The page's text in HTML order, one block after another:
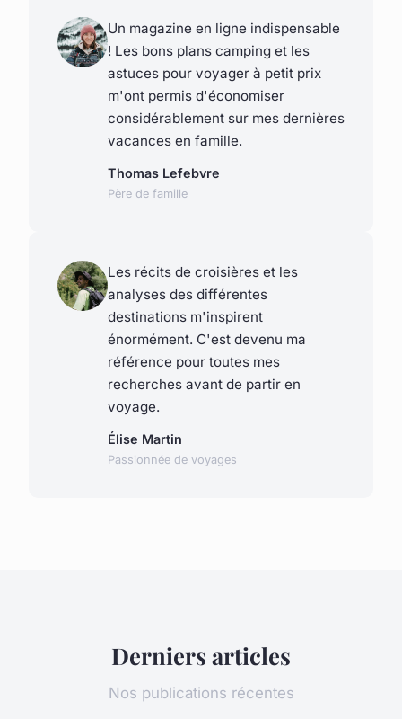
Un magazine en ligne indispensable
! Les bons plans camping et les
astuces pour voyager à petit prix
m'ont permis d'économiser
considérablement sur mes dernières
vacances en famille.
Thomas Lefebvre
Père de famille
Les récits de croisières et les
analyses des différentes
destinations m'inspirent
énormément. C'est devenu ma
référence pour toutes mes
recherches avant de partir en
voyage.
Élise Martin
Passionnée de voyages
Derniers articles
Nos publications récentes